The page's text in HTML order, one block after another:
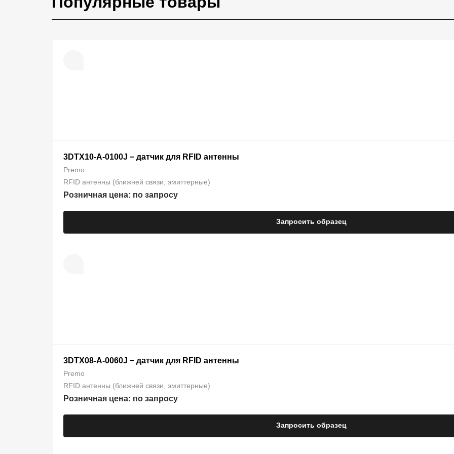
3DTX10-A-0100J − датчик для RFID антенны
Premo
RFID антенны (ближней связи, эмиттерные)
Розничная цена: по запросу
Запросить образец
3DTX08-A-0060J − датчик для RFID антенны
Premo
RFID антенны (ближней связи, эмиттерные)
Розничная цена: по запросу
Запросить образец